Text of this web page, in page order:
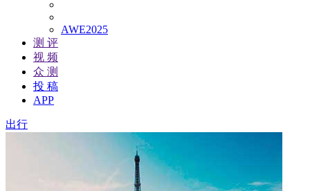
AWE2025
测 评
视 频
众 测
投 稿
APP
出行